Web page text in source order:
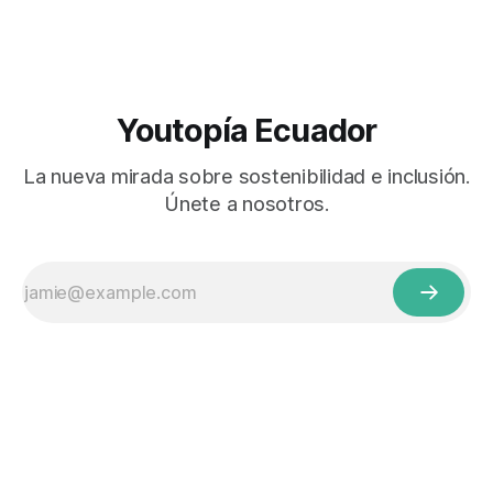
Youtopía Ecuador
La nueva mirada sobre sostenibilidad e inclusión.
Únete a nosotros.